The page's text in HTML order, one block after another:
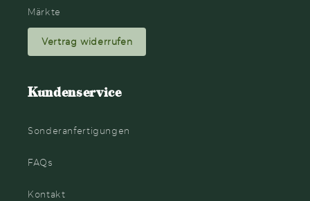
Märkte
Vertrag widerrufen
Kundenservice
Sonderanfertigungen
FAQs
Kontakt